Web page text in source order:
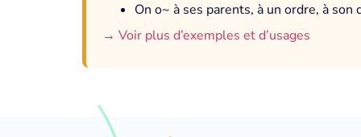
On o~ à ses parents, à un ordre, à son
→ Voir plus d’exemples et d’usages